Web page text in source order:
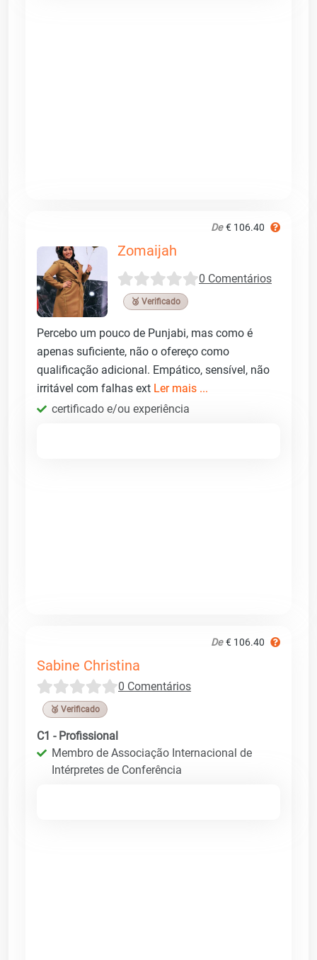
De € 106.40
Zomaijah
0 Comentários
🥉 Verificado
Percebo um pouco de Punjabi, mas como é
apenas suficiente, não o ofereço como
qualificação adicional. Empático, sensível, não
irritável com falhas ext Ler mais ...
certificado e/ou experiência
De € 106.40
Sabine Christina
0 Comentários
🥉 Verificado
C1 - Profissional
Membro de Associação Internacional de
Intérpretes de Conferência